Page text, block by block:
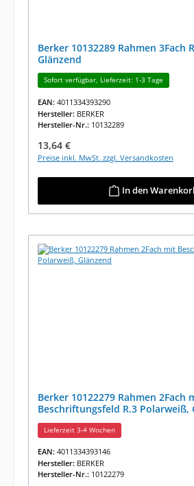
Berker 10132289 Rahmen 3Fach
Glänzend
Sofort verfügbar, Lieferzeit: 1-3 Tage
EAN: 4011334393290
Hersteller: BERKER
Hersteller-Nr.: 10132289
Regulärer Preis:
13,64 €
Preise inkl. MwSt. zzgl. Versandkosten
In den
Berker 10122279 Rahmen 2Fach
Beschriftungsfeld R.3 Polarweiß,
Lieferzeit 3-4 Wochen
EAN: 4011334393146
Hersteller: BERKER
Hersteller-Nr.: 10122279